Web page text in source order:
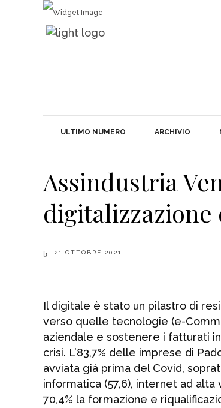
ULTIMO NUMERO ARCHIVIO
Assindustria
digitalizzazione
21 OTTOBRE 2021
Il digitale è stato un pilastro di
verso quelle tecnologie (e-
aziendale e sostenere i fatturati
crisi. L’83,7% delle imprese di
avviata già prima del Covid,
informatica (57,6), internet ad
70,4% la formazione e